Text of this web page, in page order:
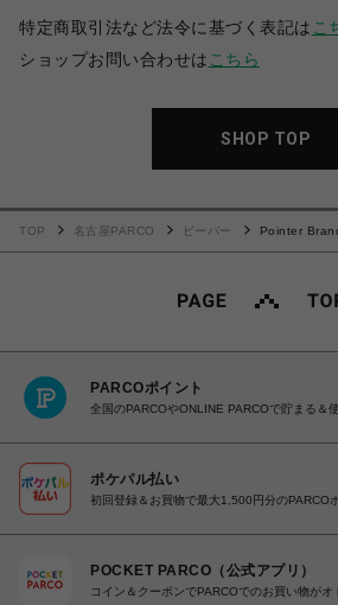
特定商取引法など法令に基づく表記は こ
ショップお問い合わせは こちら
SHOP TOP
TOP 名古屋PARCO ビーバー
Pointer
PARCOポイント
全国のPARCOやONLINE PARCOで貯まる＆
ポケパル払い
初回登録＆お買物で最大1,500円分のPARCO
POCKET PARCO（公式アプリ）
コイン＆クーポンでPARCOでのお買い物がオ